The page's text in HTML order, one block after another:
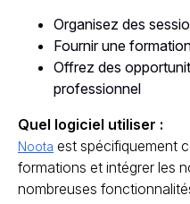
Organisez des
Fournir une
Offrez des
professionnel
Quel logiciel utiliser :
Noota est spécifiquement
formations et intégrer les
nombreuses